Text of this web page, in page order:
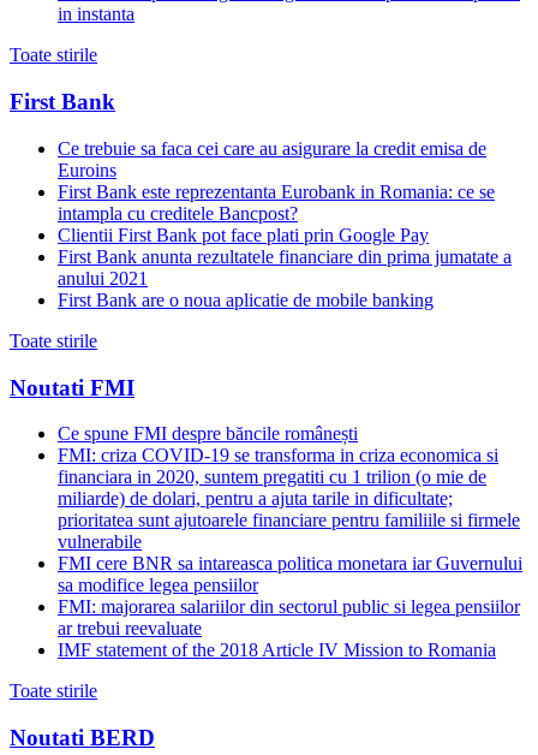
in instanta
Toate stirile
First Bank
Ce trebuie sa faca cei care au asigurare la credit emisa de
Euroins
First Bank este reprezentanta Eurobank in Romania: ce se
intampla cu creditele Bancpost?
Clientii First Bank pot face plati prin Google Pay
First Bank anunta rezultatele financiare din prima jumatate a
anului 2021
First Bank are o noua aplicatie de mobile banking
Toate stirile
Noutati FMI
Ce spune FMI despre băncile românești
FMI: criza COVID-19 se transforma in criza economica si
financiara in 2020, suntem pregatiti cu 1 trilion (o mie de
miliarde) de dolari, pentru a ajuta tarile in dificultate;
prioritatea sunt ajutoarele financiare pentru familiile si firmele
vulnerabile
FMI cere BNR sa intareasca politica monetara iar Guvernului
sa modifice legea pensiilor
FMI: majorarea salariilor din sectorul public si legea pensiilor
ar trebui reevaluate
IMF statement of the 2018 Article IV Mission to Romania
Toate stirile
Noutati BERD